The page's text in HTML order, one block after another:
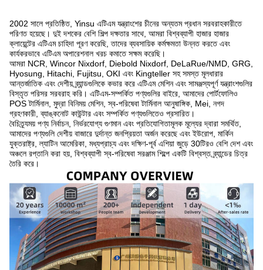
2002 সালে প্রতিষ্ঠিত, Yinsu এটিএম যন্ত্রাংশের চীনের অন্যতম প্রধান সরবরাহকারীতে
পরিণত হয়েছে। দুই দশকের বেশি শিল্প দক্ষতার সাথে, আমরা বিশ্বব্যাপী হাজার হাজার
ক্লায়েন্টের এটিএম চাহিদা পূরণ করেছি, তাদের ব্যবসায়িক কর্মক্ষমতা উন্নত করতে এবং
কার্যকরভাবে এটিএম অপারেশনাল খরচ কমাতে সক্ষম করেছি।
আমরা NCR, Wincor Nixdorf, Diebold Nixdorf, DeLaRue/NMD, GRG,
Hyosung, Hitachi, Fujitsu, OKI এবং Kingteller সহ সমস্ত মূলধারার
আন্তর্জাতিক এবং দেশীয় ব্র্যান্ডগুলিকে কভার করে এটিএম মেশিন এবং সামঞ্জস্যপূর্ণ যন্ত্রাংশগুলির
বিস্তৃত পরিসর সরবরাহ করি। এটিএম-সম্পর্কিত পণ্যগুলির বাইরে, আমাদের পোর্টফোলিও
POS টার্মিনাল, মুদ্রা বিনিময় মেশিন, স্ব-পরিষেবা টার্মিনাল আনুষাঙ্গিক, Mei, নগদ
গ্রহণকারী, ব্যাঙ্কনোট কাউন্টার এবং সম্পর্কিত পণ্যগুলিতেও প্রসারিত।
বৈচিত্র্যময় পণ্য নির্বাচন, নির্ভরযোগ্য গুণমান এবং প্রতিযোগিতামূলক মূল্যের দ্বারা সমর্থিত,
আমাদের পণ্যগুলি দেশীয় বাজারে দুর্দান্ত জনপ্রিয়তা অর্জন করেছে এবং ইউরোপ, মার্কিন
যুক্তরাষ্ট্র, ল্যাটিন আমেরিকা, মধ্যপ্রাচ্য এবং দক্ষিণ-পূর্ব এশিয়া জুড়ে 30টিরও বেশি দেশ এবং
অঞ্চলে রপ্তানি করা হয়, বিশ্বব্যাপী স্ব-পরিষেবা সরঞ্জাম শিল্পে একটি বিশ্বস্ত ব্র্যান্ডের চিত্র
তৈরি করে।